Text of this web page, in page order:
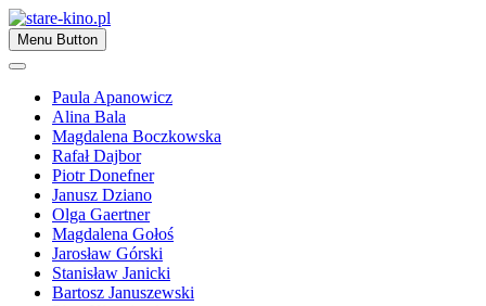
Skip
to
content
stare-kino.pl
Zapraszamy
Menu Button
Paula Apanowicz
Alina Bala
Magdalena Boczkowska
Rafał Dajbor
Piotr Donefner
Janusz Dziano
Olga Gaertner
Magdalena Gołoś
Jarosław Górski
Stanisław Janicki
Bartosz Januszewski